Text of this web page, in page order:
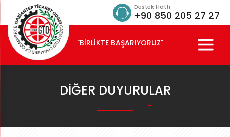
Destek Hattı
+90 850 205 27 27
"BİRLİKTE BAŞARIYORUZ"
DIĞER DUYURULAR